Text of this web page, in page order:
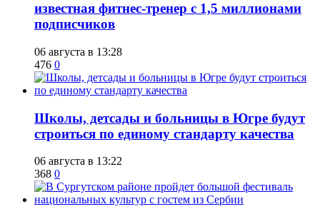
известная фитнес-тренер с 1,5 миллионами
подписчиков
06 августа в 13:28
476 0
Школы, детсады и больницы в Югре будут
строиться по единому стандарту качества
06 августа в 13:22
368 0